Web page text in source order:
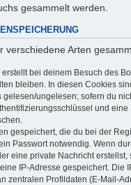
gesammelt werden.
verschiedene Arten
bei deinem Besuch des
bleiben. In diesen Cookies
ungelesen; sofern du
und
gespeichert, die du bei der
Passwort notwendig. Wenn
eine private Nachricht
IP-Adresse gespeichert. Die
zentralen Profildaten (E-Mail-